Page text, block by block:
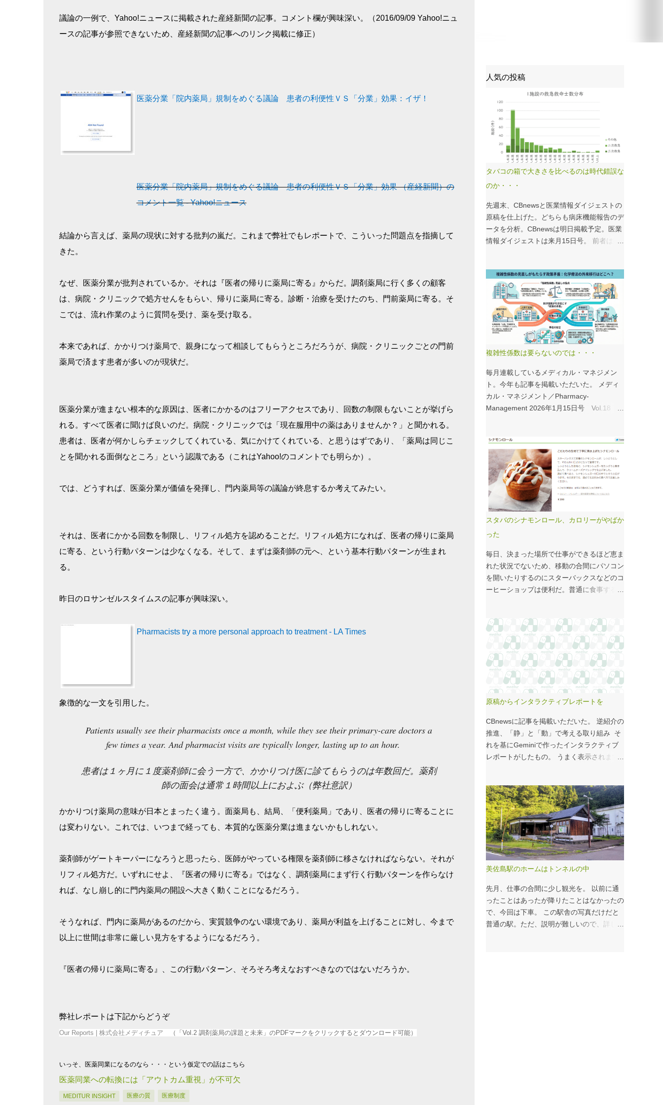
議論の一例で、Yahoo!ニュースに掲載された産経新聞の記事。コメント欄が興味深い。（2016/09/09 Yahoo!ニュ
ースの記事が参照できないため、産経新聞の記事へのリンク掲載に修正）
医薬分業「院内薬局」規制をめぐる議論 患者の利便性ＶＳ「分業」効果：イザ！
医薬分業「院内薬局」規制をめぐる議論 患者の利便性ＶＳ「分業」効果 （産経新聞）の
コメント一覧 - Yahoo!ニュース
結論から言えば、薬局の現状に対する批判の嵐だ。これまで弊社でもレポートで、こういった問題点を指摘して
きた。
なぜ、医薬分業が批判されているか。それは『医者の帰りに薬局に寄る』からだ。調剤薬局に行く多くの顧客
は、病院・クリニックで処方せんをもらい、帰りに薬局に寄る。診断・治療を受けたのち、門前薬局に寄る。そ
こでは、流れ作業のように質問を受け、薬を受け取る。
本来であれば、かかりつけ薬局で、親身になって相談してもらうところだろうが、病院・クリニックごとの門前
薬局で済ます患者が多いのが現状だ。
医薬分業が進まない根本的な原因は、医者にかかるのはフリーアクセスであり、回数の制限もないことが挙げら
れる。すべて医者に聞けば良いのだ。病院・クリニックでは「現在服用中の薬はありませんか？」と聞かれる。
患者は、医者が何かしらチェックしてくれている、気にかけてくれている、と思うはずであり、「薬局は同じこ
とを聞かれる面倒なところ」という認識である（これはYahoo!のコメントでも明らか）。
では、どうすれば、医薬分業が価値を発揮し、門内薬局等の議論が終息するか考えてみたい。
それは、医者にかかる回数を制限し、リフィル処方を認めることだ。リフィル処方になれば、医者の帰りに薬局
に寄る、という行動パターンは少なくなる。そして、まずは薬剤師の元へ、という基本行動パターンが生まれ
る。
昨日のロサンゼルスタイムスの記事が興味深い。
Pharmacists try a more personal approach to treatment - LA Times
象徴的な一文を引用した。
Patients usually see their pharmacists once a month, while they see their primary-care doctors a
few times a year. And pharmacist visits are typically longer, lasting up to an hour.
患者は１ヶ月に１度薬剤師に会う一方で、かかりつけ医に診てもらうのは年数回だ。薬剤
師の面会は通常１時間以上におよぶ（弊社意訳）
かかりつけ薬局の意味が日本とまったく違う。面薬局も、結局、「便利薬局」であり、医者の帰りに寄ることに
は変わりない。これでは、いつまで経っても、本質的な医薬分業は進まないかもしれない。
薬剤師がゲートキーパーになろうと思ったら、医師がやっている権限を薬剤師に移さなければならない。それが
リフィル処方だ。いずれにせよ、『医者の帰りに寄る』ではなく、調剤薬局にまず行く行動パターンを作らなけ
れば、なし崩し的に門内薬局の開設へ大きく動くことになるだろう。
そうなれば、門内に薬局があるのだから、実質競争のない環境であり、薬局が利益を上げることに対し、今まで
以上に世間は非常に厳しい見方をするようになるだろう。
『医者の帰りに薬局に寄る』、この行動パターン、そろそろ考えなおすべきなのではないだろうか。
弊社レポートは下記からどうぞ
Our Reports | 株式会社メディチュア （「Vol.2 調剤薬局の課題と未来」のPDFマークをクリックするとダウンロード可能）
いっそ、医薬同業になるのなら・・・という仮定での話はこちら
医薬同業への転換には「アウトカム重視」が不可欠
MEDITUR INSIGHT 医療の質 医療制度
人気の投稿
タバコの箱で大きさを比べるのは時代錯誤な
のか・・・
先週末、CBnewsと医業情報ダイジェストの
原稿を仕上げた。どちらも病床機能報告のデ
ータを分析。CBnewsは明日掲載予定。医業
情報ダイジェストは来月15日号。 前者は建
さんも病床機能報告をチェックすることをお
すすめしたい。 具体的にどうみたらいい
の？ なぜおすすめなの？という疑問には、
医業情報ダイジェストの記事をお読みくださ
い！なのだが、分析結果の一例は下のグラ
フ。 病床機能報告（2023年度報告）を基に
勤換算）の合計。人数が0人の施設は集計に
含まない この施設は何人いるんだろう？、
あの施設は何人だろう？と見てみるだけでも
十分興味深いが、上のグラフのような情報が
頭に入っていると、比較整理しやすいと思
国府の国司館（こくしのたち）を復元したも
のだ。写真だけでは、大きさが分かりづらい
はずだ。 今月訪れた武蔵国府跡 実際には10
分の1サイズの模型なので、それほど大きく
ない。人が一緒に写っている新聞記事（
（まちの記憶）武蔵国府跡 東京都府中市：
朝日新聞デジタル ）を見れば、大きさがわ
かりやすい。 救急救命士も同じで、うちは2
人いる、3人いるといったところで、それが
見ても情報は十分でないかもしれない。しか
し、ヒストグラムなどをあわせて見れば、相
対的なポジションが分かりやすい。朝日新聞
でタバコの箱を横に並べるのって、最近見か
けないなぁ・・・。このご時世、タバコは
NGなのか？？
複雑性係数は要らないのでは・・・
毎月連載しているメディカル・マネジメン
ト。今年も記事を掲載いただいた。 メディ
カル・マネジメント／Pharmacy-
Management 2026年1月15日号 Vol.18
価係数IIの現行の複雑性係数は「複雑さ」を
評価していない -「入院初期までの包括範囲
出来高点数」が高いのは化学療法 複雑性係
数は微妙だ・・・と言い続けて10数年、よ
うやく見直されるようだ。ただ、その見直し
内容も微妙では？？？というのが記事の主
頃、各方面から「話が長い」と言われている
ので、自分が話すよりAIが話した方がよいと
言われるのは時間の問題だろう。
スタバのシナモンロール、カロリーがやばか
った
毎日、決まった場所で仕事ができるほど恵ま
れた状況でないため、移動の合間にパソコン
を開いたりするのにスターバックスなどのコ
ーヒーショップは便利だ。普通に食事する時
ら、コーヒーを飲むこともある。 このシナ
モンロール。とても甘くてコーヒーにはぴっ
たりなのだが、いつもカロリーが気になって
いた。お腹の肉がだいぶたるんできたのは、
こいつのせいもあるのではないかと。 シナ
モンロール 556kcal 出所：
en-food.pdf 調べてビビった。これはまず
い。下手な食事以上のカロリーだ。 この
556kcalがどのくらいヤバイのか、スターバ
ックス以上に良く行くマクドナルドで考えて
みる。（ちなみにマクドナルドは食事目的で
じもの（530kcal～580kcal）を次のマクドナ
ルド商品から２つ選んでください ハンバー
ガー ビッグマック ダブルクォーターパウン
ダー・チーズ フィレオフィッシュ てりやき
マックバーガー マックフライポテト（S) マ
ックフライポテト（M) マックフライポテト
（L) 正解は続きで。
原稿からインタラクティブレポートを
CBnewsに記事を掲載いただいた。 逆紹介の
推進、「静」と「動」で考える取り組み そ
れを基にGeminiで作ったインタラクティブ
レポートがしたもの。 うまく表示されます
読みください！というどうしようもない結論
に。 逆紹介の推進：インタラクティブレポ
ート 逆紹介の推進レポート 課題 取り組みの
比較 患者の視点 解決策 なぜ「逆紹介」が重
要なのか？ 医師の働き方改革が進む中、大
病院の外来負担軽減は喫緊の課題です。その
組みには大きな壁が存在します。このレポー
トでは、データに基づき現状を分析し、未来
への道筋を探ります。 課題：大病院に集中
する「再診」患者 紹介状のない患者の割合
美佐島駅のホームはトンネルの中
先月、仕事の合間に少し観光を。 以前に通
ったことはあったが降りたことはなかったの
で、今回は下車。 この駅舎の写真だけだと
普通の駅。ただ、説明が難しいので、詳しく